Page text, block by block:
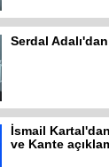
Serdal
İsmail
ve Kante